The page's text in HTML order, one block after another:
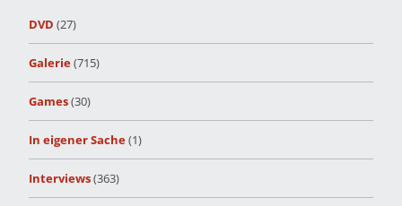
DVD (27)
Galerie(715)
Games(30)
In eigener Sache(1)
Interviews(363)